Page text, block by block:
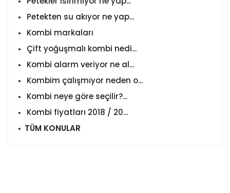
Petekten su akıyor ne yap...
Kombi markaları
Çift yoğuşmalı kombi nedi...
Kombi alarm veriyor ne al...
Kombim çalışmıyor neden o...
Kombi neye göre seçilir?...
Kombi fiyatları 2018 / 20...
TÜM KONULAR